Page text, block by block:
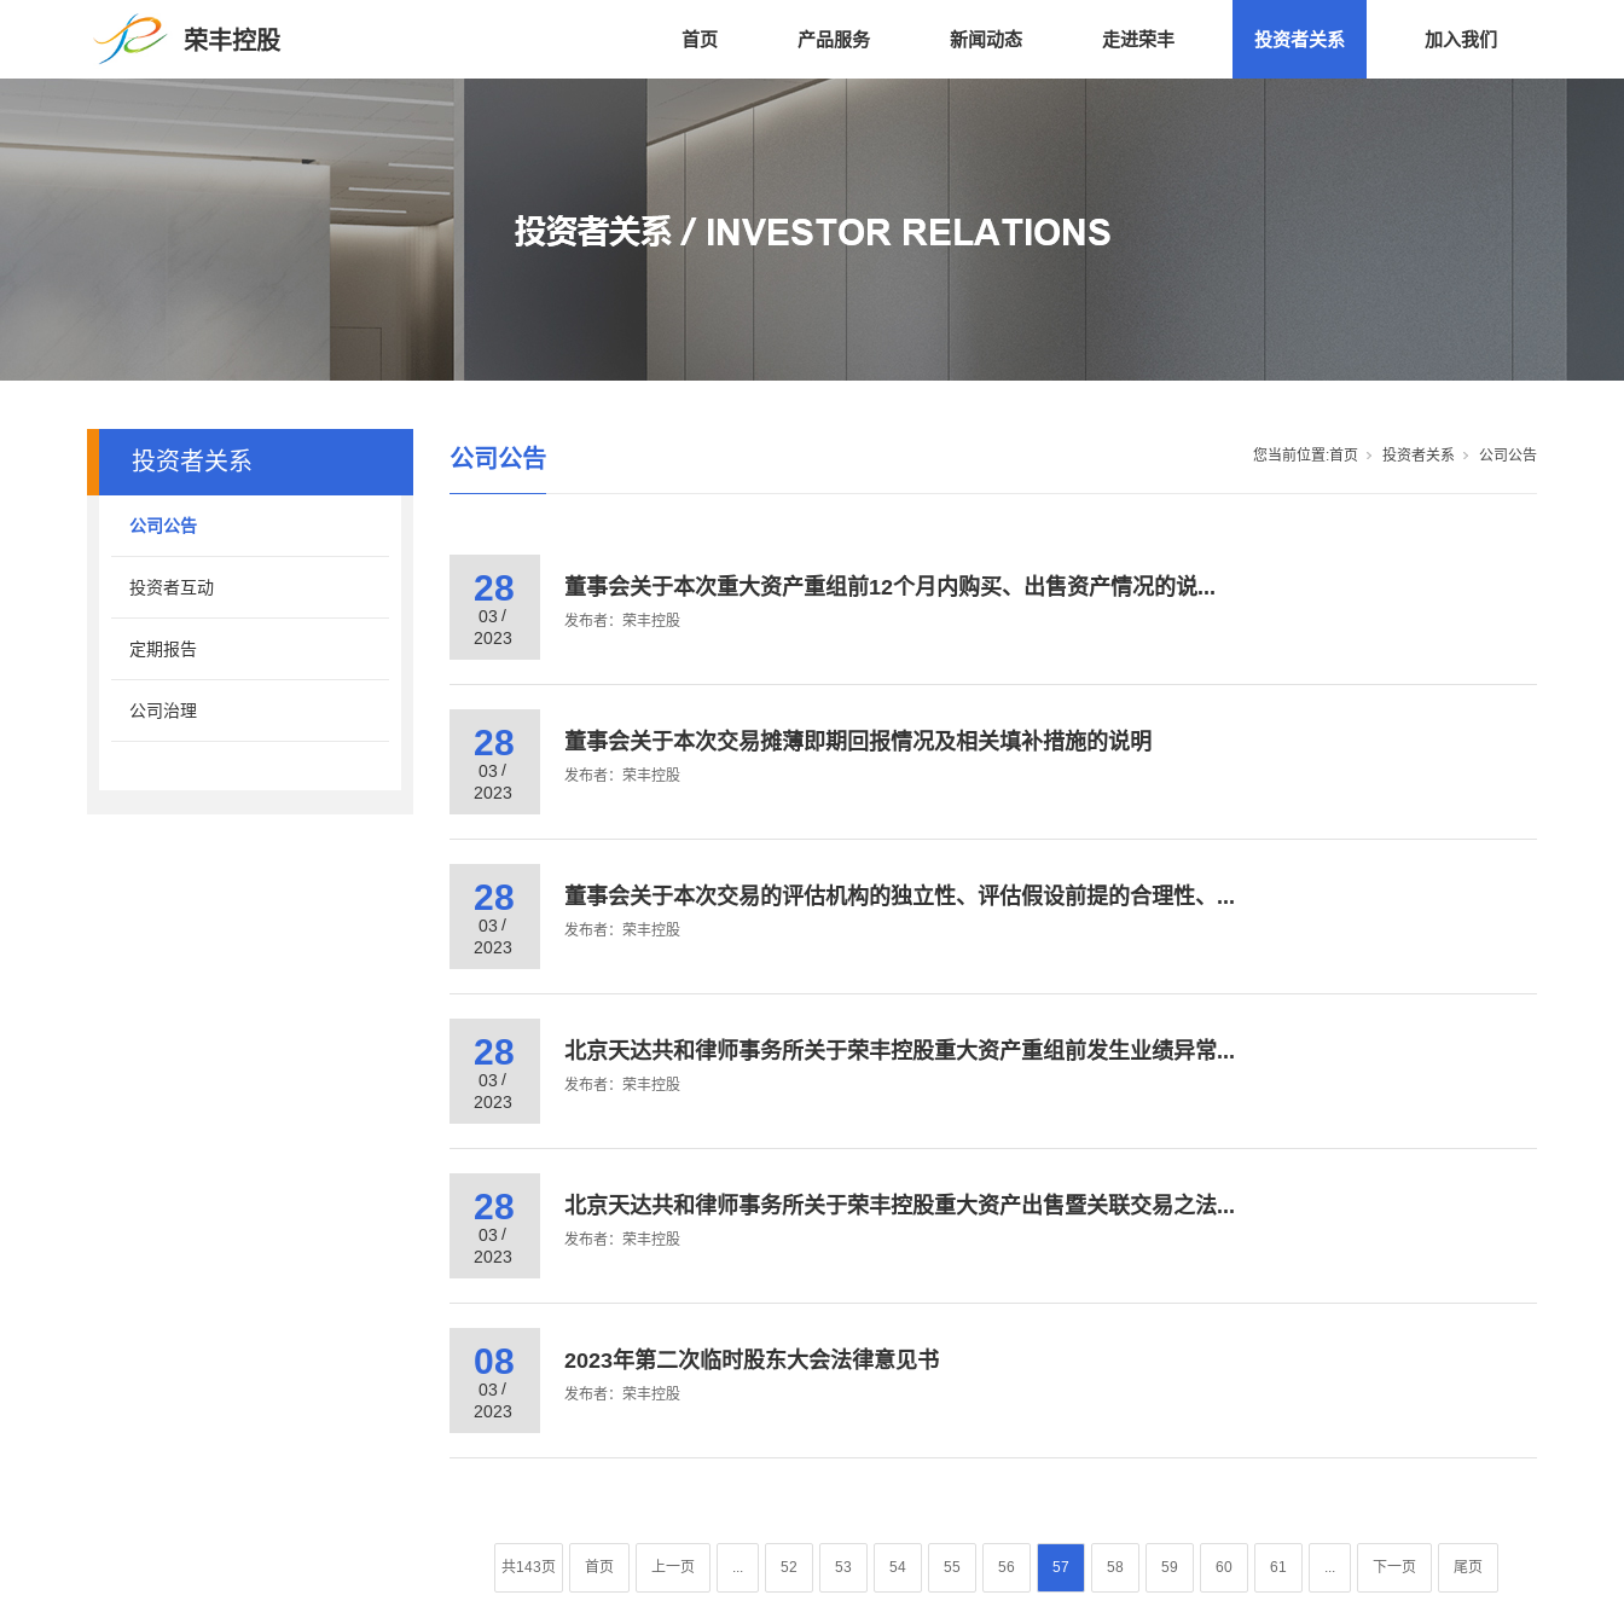
荣丰控股 首页 产品服务 新闻动态 走进荣丰 投资者关系 加入我们
投资者关系
公司公告
投资者互动
定期报告
公司治理
公司公告 您当前位置:首页 投资者关系 公司公告
28
03 /
2023
董事会关于本次重大资产重组前12个月内购买、出售资产情况的说...
发布者：荣丰控股
28
03 /
2023
董事会关于本次交易摊薄即期回报情况及相关填补措施的说明
发布者：荣丰控股
28
03 /
2023
董事会关于本次交易的评估机构的独立性、评估假设前提的合理性、...
发布者：荣丰控股
28
03 /
2023
北京天达共和律师事务所关于荣丰控股重大资产重组前发生业绩异常...
发布者：荣丰控股
28
03 /
2023
北京天达共和律师事务所关于荣丰控股重大资产出售暨关联交易之法...
发布者：荣丰控股
08
03 /
2023
2023年第二次临时股东大会法律意见书
发布者：荣丰控股
共143页 首页 上一页 ... 52 53 54 55 56 57 58 59 60 61 ... 下一页 尾页